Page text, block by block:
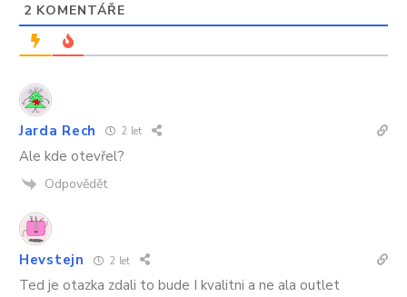
2 KOMENTÁŘE
Jarda Rech 2 let
Ale kde otevřel?
Odpovědět
Hevstejn 2 let
Ted je otazka zdali to bude I kvalitni a ne ala outlet